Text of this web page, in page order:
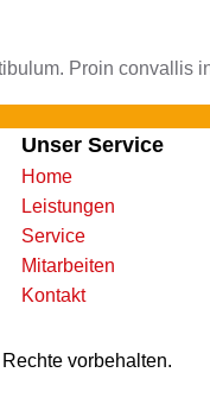
Proin convallis
Unser Service
Home
Leistungen
Service
Mitarbeiten
Kontakt
vorbehalten.